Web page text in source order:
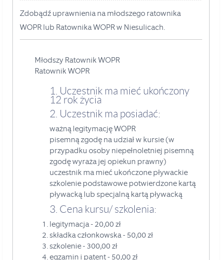
Zdobądź uprawnienia na młodszego ratownika
WOPR lub Ratownika WOPR w Niesulicach.
Młodszy Ratownik WOPR
Ratownik WOPR
1. Uczestnik ma mieć ukończony
12 rok życia
2. Uczestnik ma posiadać:
ważną legitymację WOPR
pisemną zgodę na udział w kursie (w
przypadku osoby niepełnoletniej pisemną
zgodę wyraża jej opiekun prawny)
uczestnik ma mieć ukończone pływackie
szkolenie podstawowe potwierdzone kartą
pływacką lub specjalną kartą pływacką
3. Cena kursu/ szkolenia:
legitymacja - 20,00 zł
składka członkowska - 50,00 zł
szkolenie - 300,00 zł
egzamin i patent - 50,00 zł